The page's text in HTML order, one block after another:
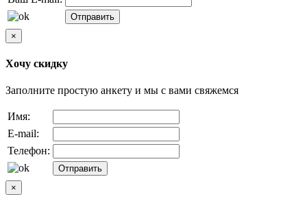
×
Хочу скидку
Заполните простую анкету и мы с вами свяжемся
Имя:
E-mail:
Телефон:
×